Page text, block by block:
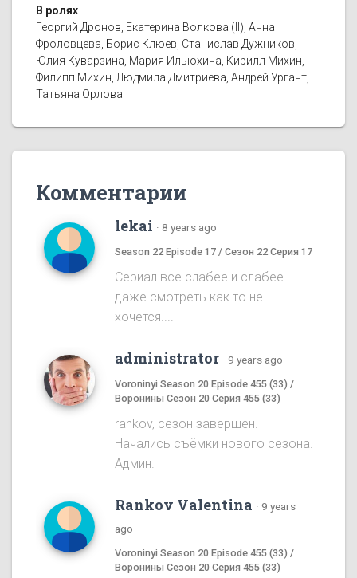
В ролях
Георгий Дронов, Екатерина Волкова (II), Анна
Фроловцева, Борис Клюев, Станислав Дужников,
Юлия Куварзина, Мария Ильюхина, Кирилл Михин,
Филипп Михин, Людмила Дмитриева, Андрей Ургант,
Татьяна Орлова
Комментарии
lekai · 8 years ago
Season 22 Episode 17 / Сезон 22 Серия 17
Сериал все слабее и слабее
даже смотреть как то не
хочется....
administrator · 9 years ago
Voroninyi Season 20 Episode 455 (33) /
Воронины Сезон 20 Серия 455 (33)
rankov, сезон завершён.
Начались съёмки нового сезона.
Админ.
Rankov Valentina · 9 years
ago
Voroninyi Season 20 Episode 455 (33) /
Воронины Сезон 20 Серия 455 (33)